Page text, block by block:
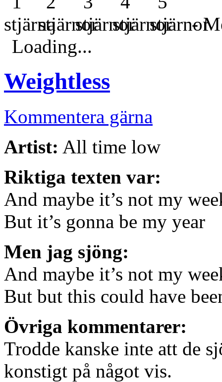
-
Loading...
Weightless
Kommentera gärna
Artist: All time low
Riktiga texten var:
And maybe it’s not my
But it’s gonna be my year
Men jag sjöng:
And maybe it’s not my
But but this could have
Övriga kommentarer:
Trodde kanske inte att de
konstigt på något vis.